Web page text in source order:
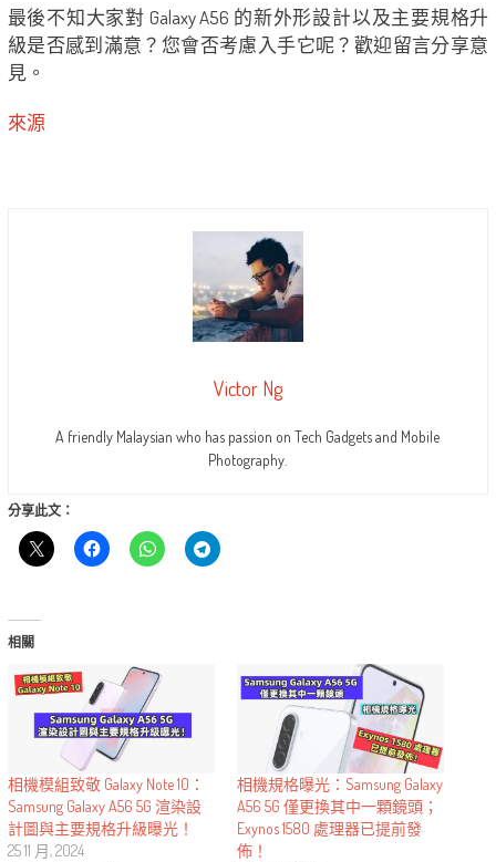
最後不知大家對 Galaxy A56 的新外形設計以及主要規格升
級是否感到滿意？您會否考慮入手它呢？歡迎留言分享意
見。
來源
Victor Ng
A friendly Malaysian who has passion on Tech Gadgets and Mobile
Photography.
分享此文：
相關
相機模組致敬 Galaxy Note 10：
Samsung Galaxy A56 5G 渲染設
計圖與主要規格升級曝光！
25 11 月, 2024
相機規格曝光：Samsung Galaxy
A56 5G 僅更換其中一顆鏡頭；
Exynos 1580 處理器已提前發
佈！